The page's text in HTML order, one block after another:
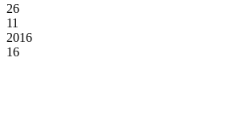
26
11
2016
16